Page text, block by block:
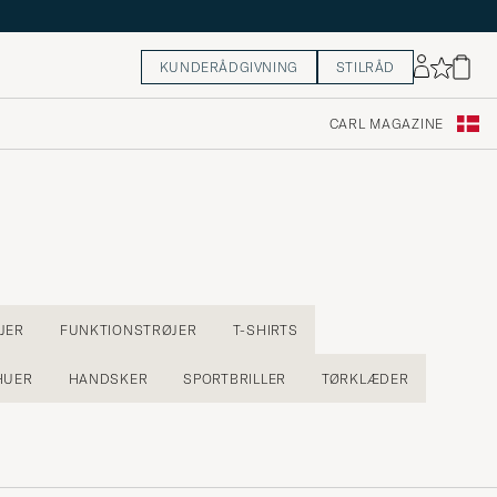
KUNDERÅDGIVNING STILRÅD
CARL MAGAZINE
FUNKTIONSTRØJER T-SHIRTS
HANDSKER SPORTBRILLER TØRKLÆDER